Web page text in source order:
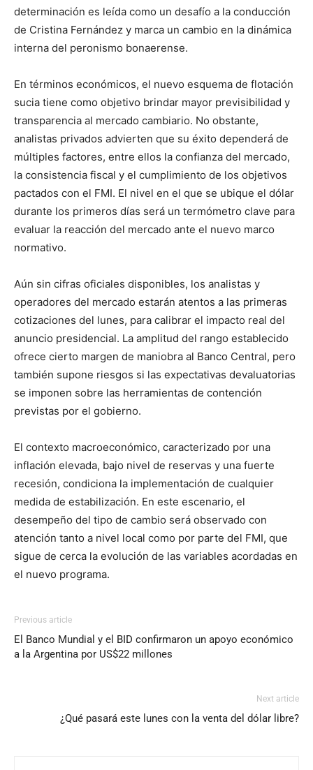
determinación es leída como un desafío a la conducción
de Cristina Fernández y marca un cambio en la dinámica
interna del peronismo bonaerense.
En términos económicos, el nuevo esquema de flotación
sucia tiene como objetivo brindar mayor previsibilidad y
transparencia al mercado cambiario. No obstante,
analistas privados advierten que su éxito dependerá de
múltiples factores, entre ellos la confianza del mercado,
la consistencia fiscal y el cumplimiento de los objetivos
pactados con el FMI. El nivel en el que se ubique el dólar
durante los primeros días será un termómetro clave para
evaluar la reacción del mercado ante el nuevo marco
normativo.
Aún sin cifras oficiales disponibles, los analistas y
operadores del mercado estarán atentos a las primeras
cotizaciones del lunes, para calibrar el impacto real del
anuncio presidencial. La amplitud del rango establecido
ofrece cierto margen de maniobra al Banco Central, pero
también supone riesgos si las expectativas devaluatorias
se imponen sobre las herramientas de contención
previstas por el gobierno.
El contexto macroeconómico, caracterizado por una
inflación elevada, bajo nivel de reservas y una fuerte
recesión, condiciona la implementación de cualquier
medida de estabilización. En este escenario, el
desempeño del tipo de cambio será observado con
atención tanto a nivel local como por parte del FMI, que
sigue de cerca la evolución de las variables acordadas en
el nuevo programa.
Previous article
El Banco Mundial y el BID confirmaron un apoyo económico
a la Argentina por US$22 millones
Next article
¿Qué pasará este lunes con la venta del dólar libre?